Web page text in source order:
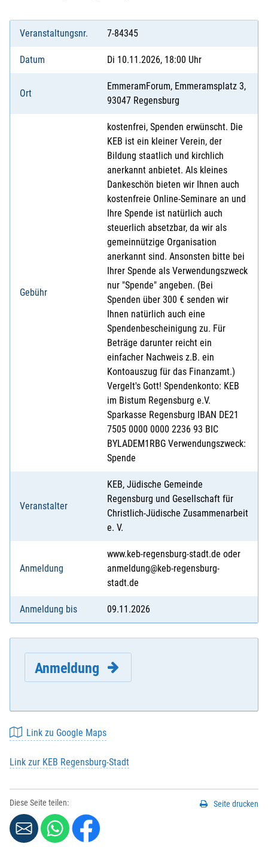
Veranstaltungsnr. 7-84345
Datum Di 10.11.2026, 18:00 Uhr
Ort
EmmeramForum, Emmeramsplatz 3,
93047 Regensburg
Gebühr
kostenfrei, Spenden erwünscht. Die
KEB ist ein kleiner Verein, der
Bildung staatlich und kirchlich
anerkannt anbietet. Als kleines
Dankeschön bieten wir Ihnen auch
kostenfreie Online-Seminare an und
Ihre Spende ist natürlich auch
steuerlich absetzbar, da wir als
gemeinnützige Organisation
anerkannt sind. Ansonsten bitte bei
Ihrer Spende als Verwendungszweck
nur "Spende" angeben. (Bei
Spenden über 300 € senden wir
Ihnen natürlich auch eine
Spendenbescheinigung zu. Für
Beträge darunter reicht ein
einfacher Nachweis z.B. ein
Kontoauszug für das Finanzamt.)
Vergelt's Gott! Spendenkonto: KEB
im Bistum Regensburg e.V.
Sparkasse Regensburg IBAN DE21
7505 0000 0000 2236 93 BIC
BYLADEM1RBG Verwendungszweck:
Spende
Veranstalter
KEB, Jüdische Gemeinde
Regensburg und Gesellschaft für
Christlich-Jüdische Zusammenarbeit
e. V.
Anmeldung
www.keb-regensburg-stadt.de oder
anmeldung@keb-regensburg-
stadt.de
Anmeldung bis 09.11.2026
Anmeldung
E-Mail*:
Link zu Google Maps
Link zur KEB Regensburg-Stadt
Diese Seite teilen: Seite drucken